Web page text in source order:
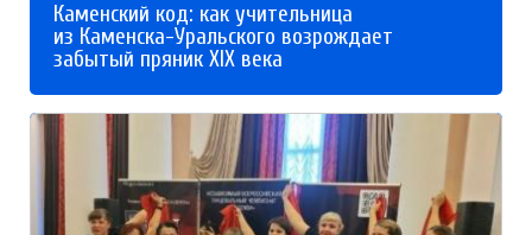
Каменский код: как учительница
из Каменска-Уральского возрождает
забытый пряник XIX века